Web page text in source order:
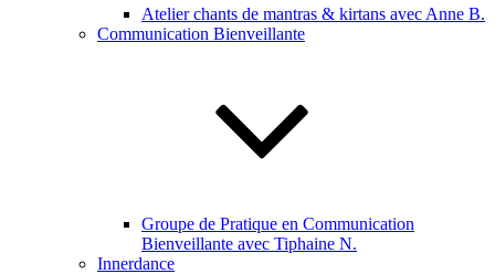
Atelier chants de mantras & kirtans avec Anne B.
Communication Bienveillante
Groupe de Pratique en Communication
Bienveillante avec Tiphaine N.
Innerdance